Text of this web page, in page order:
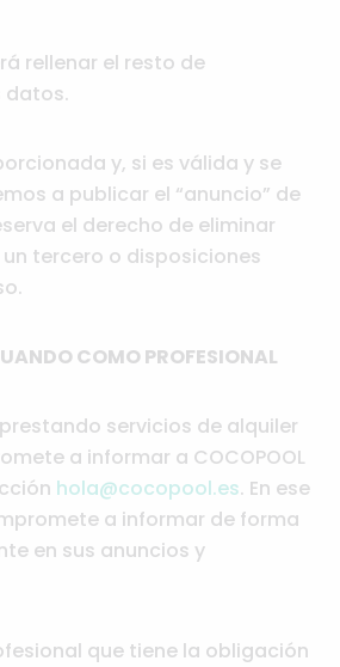
rellenar el resto de
datos.
y, si es válida y se
a publicar el “anuncio” de
el derecho de eliminar
tercero o disposiciones
COMO PROFESIONAL
servicios de alquiler
a informar a COCOPOOL
hola@cocopool.es. En ese
a informar de forma
en sus anuncios y
que tiene la obligación